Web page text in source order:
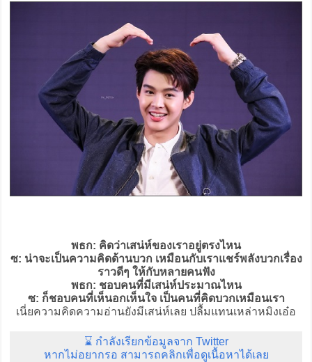
พธก: คิดว่าเสน่ห์ของเราอยู่ตรงไหน
ซ: น่าจะเป็นความคิดด้านบวก เหมือนกับเราแชร์พลังบวกเรื่อง
ราวดีๆ ให้กับหลายคนฟัง
พธก: ชอบคนที่มีเสน่ห์ประมาณไหน
ซ: ก็ชอบคนที่เห็นอกเห็นใจ เป็นคนที่คิดบวกเหมือนเรา
เนี่ยความคิดความอ่านยังมีเสน่ห์เลย ปลื้มแทนเหล่าหมิงเอ๋อ
⌛ กำลังเรียกข้อมูลจาก Twitter
หากไม่อยากรอ สามารถคลิกเพื่อดูเนื้อหาได้เลย